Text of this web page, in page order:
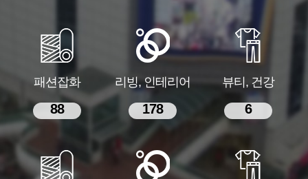
패션잡화
88
리빙, 인테리어
178
뷰티, 건강
6